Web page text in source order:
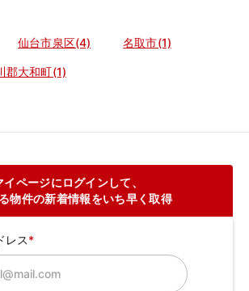
仙台市泉区(4) 名取市(1)
郡大和町(1)
イページにログインして、
物件の新着情報をいち早く取得
レス